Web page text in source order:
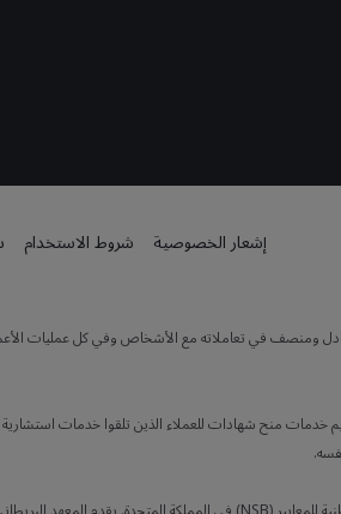
إشعار الخصوصية شروط الاستخدام
ومنصف في تعاملاته مع الأشخاص وفي كل عمليات
خدمات منح شهادات للعملاء الذين تلقوا خدمات